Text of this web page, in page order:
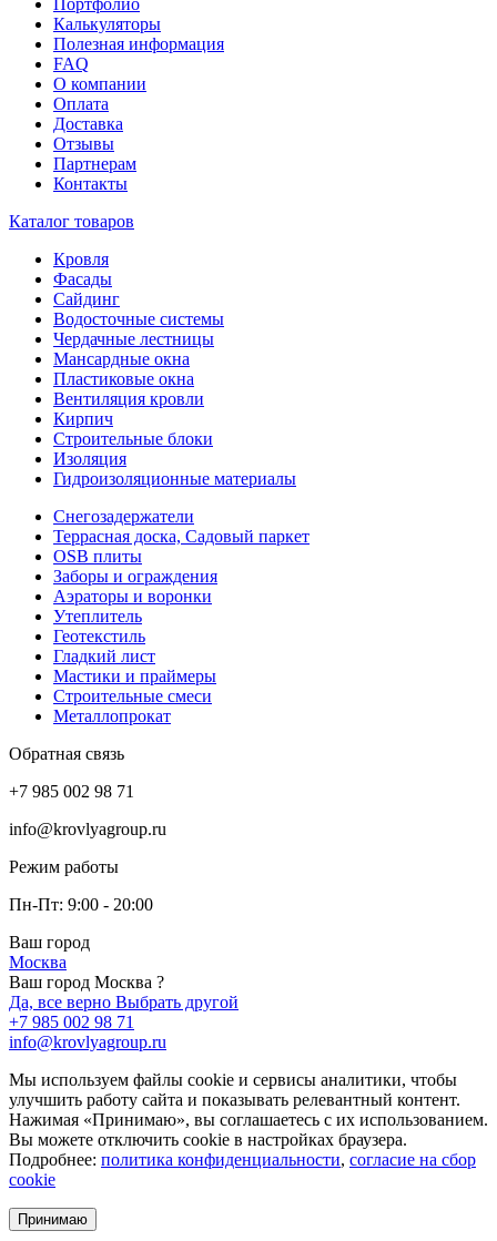
Калькуляторы
Полезная информация
FAQ
О компании
Оплата
Доставка
Отзывы
Партнерам
Контакты
Каталог товаров
Кровля
Фасады
Сайдинг
Водосточные системы
Чердачные лестницы
Мансардные окна
Пластиковые окна
Вентиляция кровли
Кирпич
Строительные блоки
Изоляция
Гидроизоляционные материалы
Снегозадержатели
Террасная доска, Садовый паркет
OSB плиты
Заборы и ограждения
Аэраторы и воронки
Утеплитель
Геотекстиль
Гладкий лист
Мастики и праймеры
Строительные смеси
Металлопрокат
Обратная связь
+7 985 002 98 71
info@krovlyagroup.ru
Режим работы
Пн-Пт: 9:00 - 20:00
Ваш город
Москва
Ваш город Москва ?
Да, все верно Выбрать другой
+7 985 002 98 71
info@krovlyagroup.ru
Мы используем файлы cookie и сервисы аналитики, чтобы
улучшить работу сайта и показывать релевантный контент.
Нажимая «Принимаю», вы соглашаетесь с их использованием.
Вы можете отключить cookie в настройках браузера.
Подробнее: политика конфиденциальности, согласие на сбор
cookie
Принимаю